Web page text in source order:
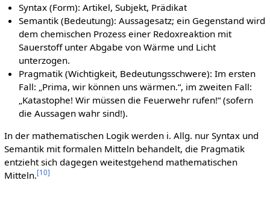
Syntax (Form): Artikel, Subjekt, Prädikat
Semantik (Bedeutung): Aussagesatz; ein Gegenstand wird
dem chemischen Prozess einer Redoxreaktion mit
Sauerstoff unter Abgabe von Wärme und Licht
unterzogen.
Pragmatik (Wichtigkeit, Bedeutungsschwere): Im ersten
Fall: „Prima, wir können uns wärmen.“, im zweiten Fall:
„Katastophe! Wir müssen die Feuerwehr rufen!“ (sofern
die Aussagen wahr sind!).
In der mathematischen Logik werden i. Allg. nur Syntax und
Semantik mit formalen Mitteln behandelt, die Pragmatik
entzieht sich dagegen weitestgehend mathematischen
Mitteln.[10]